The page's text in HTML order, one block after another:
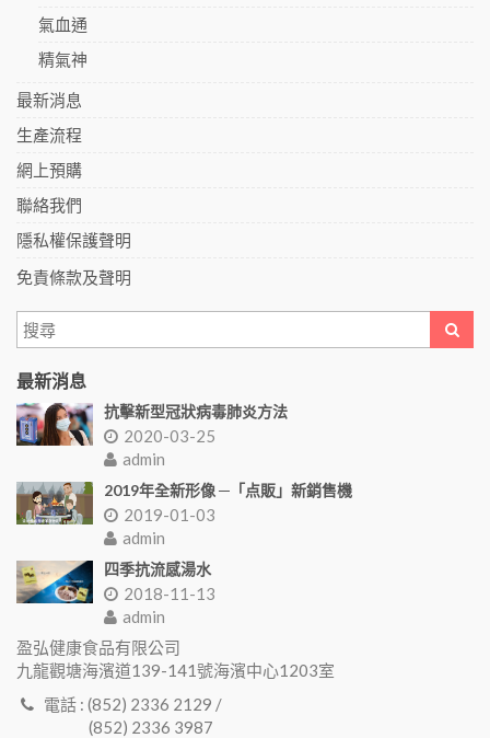
氣血通
精氣神
最新消息
生產流程
網上預購
聯絡我們
隱私權保護聲明
免責條款及聲明
最新消息
抗擊新型冠狀病毒肺炎方法
2020-03-25
admin
2019年全新形像 ─「点販」新銷售機
2019-01-03
admin
四季抗流感湯水
2018-11-13
admin
盈弘健康食品有限公司
九龍觀塘海濱道139-141號海濱中心1203室
電話 : (852) 2336 2129 /
(852) 2336 3987